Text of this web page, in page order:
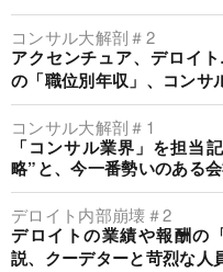
コンサル大解剖＃2
アクセンチュア、デロイ
の「職位別年収」、コンサ
コンサル大解剖＃1
「コンサル業界」を担当
略”と、今一番勢いのある
デロイト内部崩壊＃2
デロイトの業績や報酬の
説、クーデターと苛烈な人